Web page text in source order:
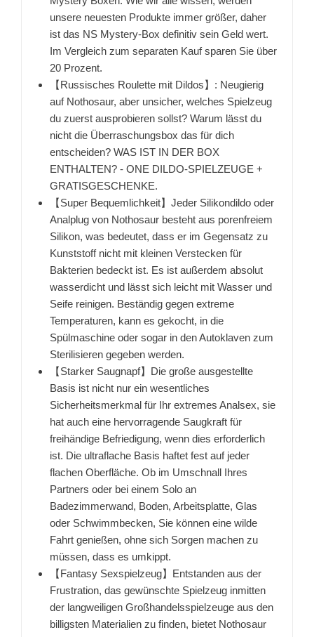
unsere neuesten Produkte immer größer, daher
ist das NS Mystery-Box definitiv sein Geld wert.
Im Vergleich zum separaten Kauf sparen Sie über
20 Prozent.
【Russisches Roulette mit Dildos】: Neugierig
auf Nothosaur, aber unsicher, welches Spielzeug
du zuerst ausprobieren sollst? Warum lässt du
nicht die Überraschungsbox das für dich
entscheiden? WAS IST IN DER BOX
ENTHALTEN? - ONE DILDO-SPIELZEUGE +
GRATISGESCHENKE.
【Super Bequemlichkeit】Jeder Silikondildo oder
Analplug von Nothosaur besteht aus porenfreiem
Silikon, was bedeutet, dass er im Gegensatz zu
Kunststoff nicht mit kleinen Verstecken für
Bakterien bedeckt ist. Es ist außerdem absolut
wasserdicht und lässt sich leicht mit Wasser und
Seife reinigen. Beständig gegen extreme
Temperaturen, kann es gekocht, in die
Spülmaschine oder sogar in den Autoklaven zum
Sterilisieren gegeben werden.
【Starker Saugnapf】Die große ausgestellte
Basis ist nicht nur ein wesentliches
Sicherheitsmerkmal für Ihr extremes Analsex, sie
hat auch eine hervorragende Saugkraft für
freihändige Befriedigung, wenn dies erforderlich
ist. Die ultraflache Basis haftet fest auf jeder
flachen Oberfläche. Ob im Umschnall Ihres
Partners oder bei einem Solo an
Badezimmerwand, Boden, Arbeitsplatte, Glas
oder Schwimmbecken, Sie können eine wilde
Fahrt genießen, ohne sich Sorgen machen zu
müssen, dass es umkippt.
【Fantasy Sexspielzeug】Entstanden aus der
Frustration, das gewünschte Spielzeug inmitten
der langweiligen Großhandelsspielzeuge aus den
billigsten Materialien zu finden, bietet Nothosaur